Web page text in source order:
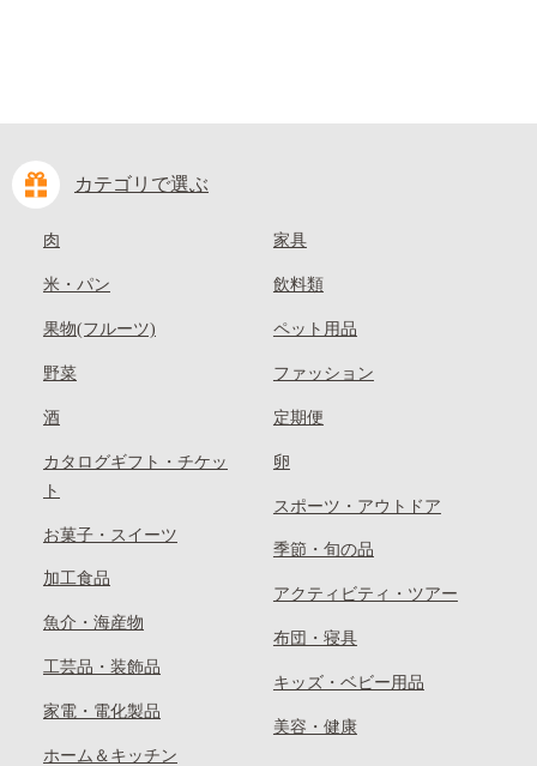
カテゴリで選ぶ
肉
米・パン
果物(フルーツ)
野菜
酒
カタログギフト・チケッ
ト
お菓子・スイーツ
加工食品
魚介・海産物
工芸品・装飾品
家電・電化製品
ホーム＆キッチン
家具
飲料類
ペット用品
ファッション
定期便
卵
スポーツ・アウトドア
季節・旬の品
アクティビティ・ツアー
布団・寝具
キッズ・ベビー用品
美容・健康